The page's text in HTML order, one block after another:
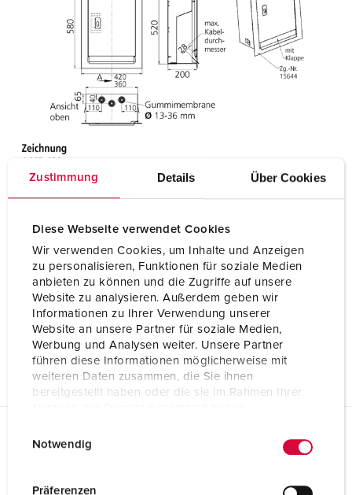
Zustimmung Details Über Cookies
Diese Webseite verwendet Cookies
Wir verwenden Cookies, um Inhalte und Anzeigen
zu personalisieren, Funktionen für soziale Medien
anbieten zu können und die Zugriffe auf unsere
Website zu analysieren. Außerdem geben wir
Informationen zu Ihrer Verwendung unserer
Website an unsere Partner für soziale Medien,
Werbung und Analysen weiter. Unsere Partner
führen diese Informationen möglicherweise mit
weiteren Daten zusammen, die Sie ihnen
bereitgestellt haben oder die sie im Rahmen Ihrer
Notwendig
Präferenzen
Ausschreibungsdaten